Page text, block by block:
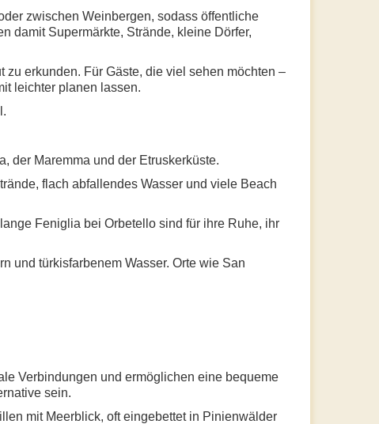
zwischen Weinbergen, sodass öffentliche
damit Supermärkte, Strände, kleine Dörfer,
erkunden. Für Gäste, die viel sehen möchten –
leichter planen lassen.
der Maremma und der Etruskerküste.
flach abfallendes Wasser und viele Beach
Feniglia bei Orbetello sind für ihre Ruhe, ihr
und türkisfarbenem Wasser. Orte wie San
Verbindungen und ermöglichen eine bequeme
sein.
mit Meerblick, oft eingebettet in Pinienwälder